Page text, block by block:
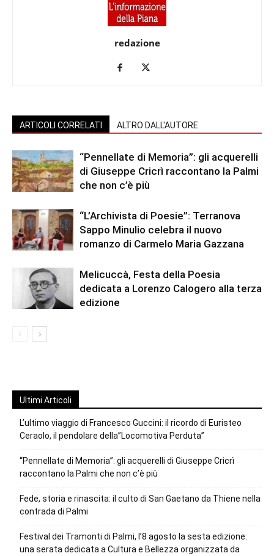
redazione
ARTICOLI CORRELATI ALTRO DALL'AUTORE
“Pennellate di Memoria”: gli acquerelli
di Giuseppe Cricrì raccontano la Palmi
che non c’è più
“L’Archivista di Poesie”: Terranova
Sappo Minulio celebra il nuovo
romanzo di Carmelo Maria Gazzana
Melicuccà, Festa della Poesia
dedicata a Lorenzo Calogero alla terza
edizione
Ultimi Articoli
L’ultimo viaggio di Francesco Guccini: il ricordo di Euristeo
Ceraolo, il pendolare della”Locomotiva Perduta”
“Pennellate di Memoria”: gli acquerelli di Giuseppe Cricrì
raccontano la Palmi che non c’è più
Fede, storia e rinascita: il culto di San Gaetano da Thiene nella
contrada di Palmi
Festival dei Tramonti di Palmi, l’8 agosto la sesta edizione:
una serata dedicata a Cultura e Bellezza organizzata da